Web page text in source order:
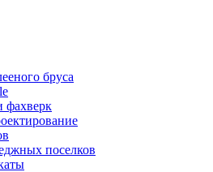
бруса
фахверк
поселков